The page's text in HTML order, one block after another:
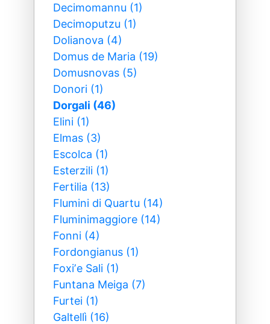
Decimomannu (1)
Decimoputzu (1)
Dolianova (4)
Domus de Maria (19)
Domusnovas (5)
Donori (1)
Dorgali (46)
Elini (1)
Elmas (3)
Escolca (1)
Esterzili (1)
Fertilia (13)
Flumini di Quartu (14)
Fluminimaggiore (14)
Fonni (4)
Fordongianus (1)
Foxiʼe Sali (1)
Funtana Meiga (7)
Furtei (1)
Galtellì (16)